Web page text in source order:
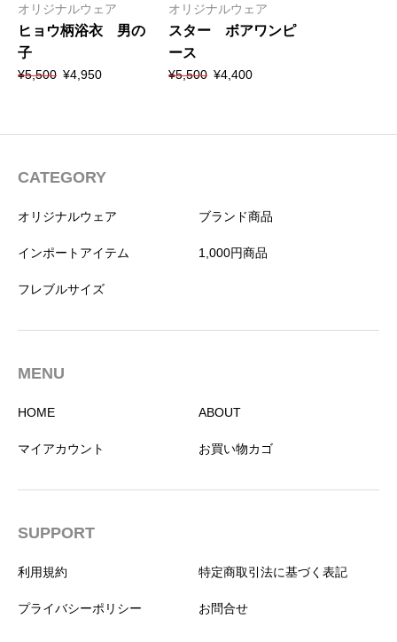
オリジナルウェア
ヒョウ柄浴衣 男の
子
¥5,500
元
で
た。
¥4,950
現
¥4,950
す。
オリジナルウェア
スター ボアワンピ
ース
¥5,500
元
¥4,400
現
CATEGORY
オリジナルウェア ブランド商品
インポートアイテム 1,000円商品
フレブルサイズ
MENU
HOME ABOUT
マイアカウント お買い物カゴ
SUPPORT
利用規約 特定商取引法に基づく表記
プライバシーポリシー お問合せ